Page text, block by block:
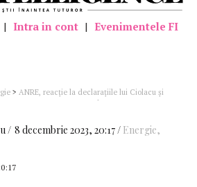
| Intra in cont | Evenimentele FI
> ANRE, reacţie la declarațiile lui Ciolacu şi
prețurilor la gaze: În acest moment actual
finalizarea acestora
8 decembrie 2023, 20:17 Energie,